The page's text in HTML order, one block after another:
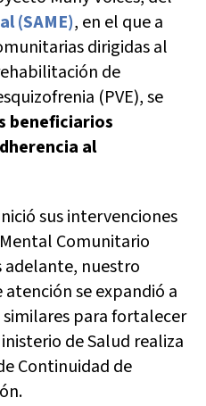
(SAME), en el que a
dirigidas al
de
(PVE), se
beneficiarios
al
sus intervenciones
Comunitario
adelante, nuestro
se expandió a
para fortalecer
de Salud realiza
Continuidad de